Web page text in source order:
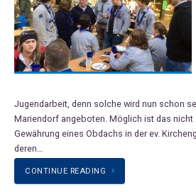
Jugendarbeit, denn solche wird nun schon
Mariendorf angeboten. Möglich ist das nicht
Gewährung eines Obdachs in der ev.
deren…
CONTINUE READING